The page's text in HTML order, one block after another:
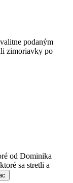
podaným
zimoriavky po
od Dominika
sa stretli a